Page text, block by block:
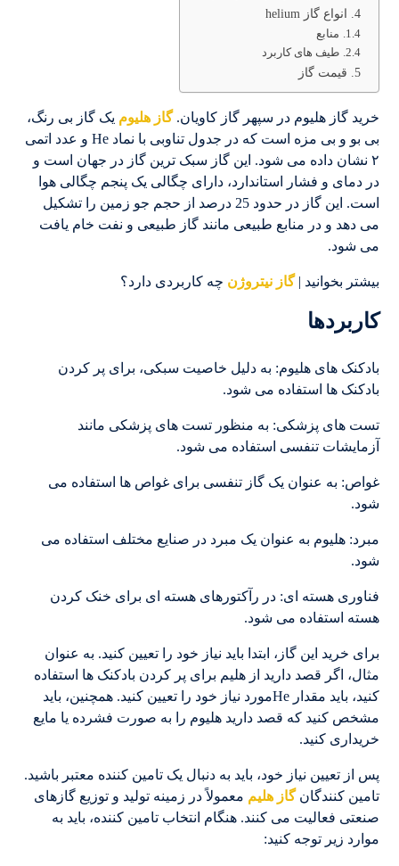
انواع گاز helium
منابع
طیف های کاربرد
قیمت گاز
خرید گاز هلیوم در سپهر گاز کاویان.گاز هلیوم یک گاز بی رنگ،
بی بو و بی مزه است که در جدول تناوبی با نماد He و عدد اتمی
۲ نشان داده می شود. این گاز سبک ترین گاز در جهان است و
در دمای و فشار استاندارد، دارای چگالی یک پنجم چگالی هوا
است. این گاز در حدود 25 درصد از حجم جو زمین را تشکیل
می دهد و در منابع طبیعی مانند گاز طبیعی و نفت خام یافت
می شود.
بیشتر بخوانید |گاز نیتروژن چه کاربردی دارد؟
کاربردها
بادکنک های هلیوم: به دلیل خاصیت سبکی، برای پر کردن
بادکنک ها استفاده می شود.
تست های پزشکی: به منظور تست های پزشکی مانند
آزمایشات تنفسی استفاده می شود.
غواص: به عنوان یک گاز تنفسی برای غواص ها استفاده می
شود.
مبرد: هلیوم به عنوان یک مبرد در صنایع مختلف استفاده می
شود.
فناوری هسته ای: در رآکتورهای هسته ای برای خنک کردن
هسته استفاده می شود.
برای خرید این گاز، ابتدا باید نیاز خود را تعیین کنید. به عنوان
مثال، اگر قصد دارید از هلیم برای پر کردن بادکنک ها استفاده
کنید، باید مقدار Heمورد نیاز خود را تعیین کنید. همچنین، باید
مشخص کنید که قصد دارید هلیوم را به صورت فشرده یا مایع
خریداری کنید.
پس از تعیین نیاز خود، باید به دنبال یک تامین کننده معتبر باشید.
تامین کنندگانگاز هلیم معمولاً در زمینه تولید و توزیع گازهای
صنعتی فعالیت می کنند. هنگام انتخاب تامین کننده، باید به
موارد زیر توجه کنید: